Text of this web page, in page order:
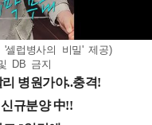
럽병사의 비밀' 제공)
DB 금지